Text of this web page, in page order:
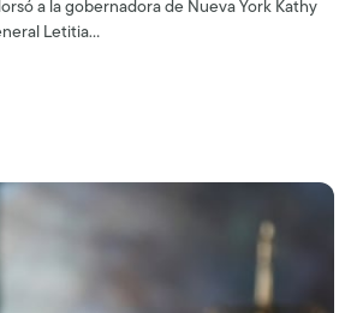
a la gobernadora de Nueva York Kathy
Letitia…